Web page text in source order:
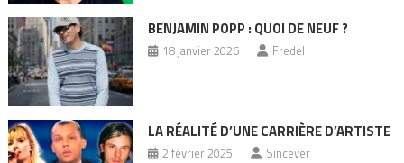
BENJAMIN POPP : QUOI DE NEUF ?
18 janvier 2026 Fredel
LA RÉALITÉ D’UNE CARRIÈRE D’ARTISTE
2 février 2025 Sincever